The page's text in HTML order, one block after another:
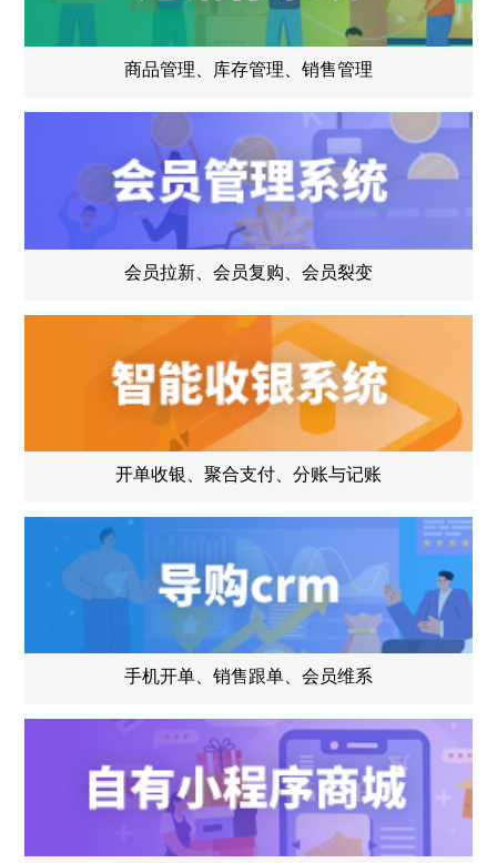
商品管理、库存管理、销售管理
会员拉新、会员复购、会员裂变
开单收银、聚合支付、分账与记账
手机开单、销售跟单、会员维系